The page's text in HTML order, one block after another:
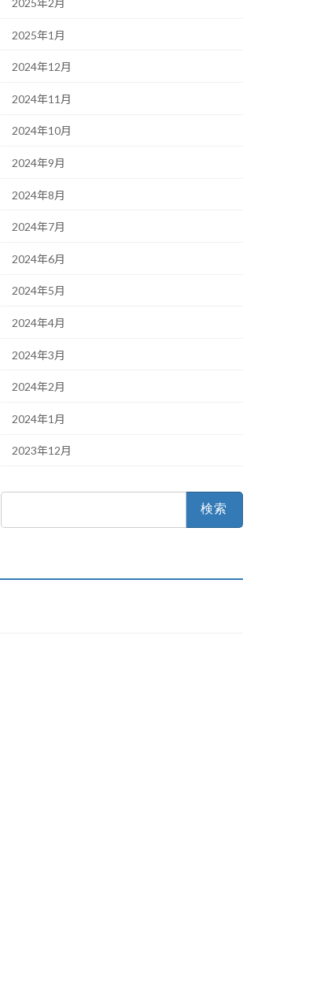
2025年2月
2025年1月
2024年12月
2024年11月
2024年10月
2024年9月
2024年8月
2024年7月
2024年6月
2024年5月
2024年4月
2024年3月
2024年2月
2024年1月
2023年12月